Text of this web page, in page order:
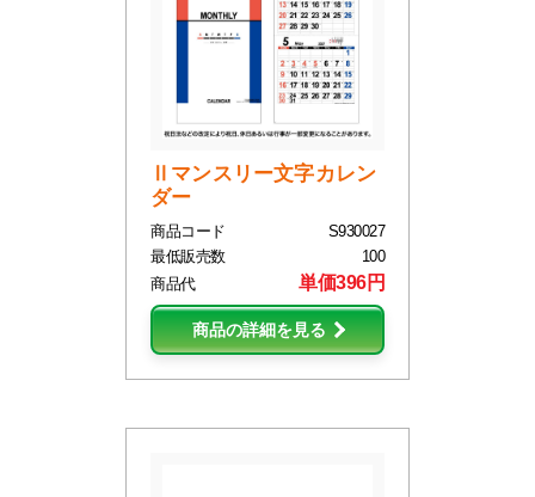
Ⅱマンスリー文字カレン
ダー
商品コード
S930027
最低販売数
100
商品代
単価396円
商品の詳細を見る